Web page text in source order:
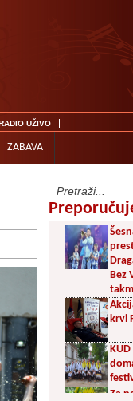
UŽIVO
ZABAVA
Bez
krvi
Za